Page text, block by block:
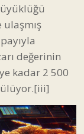
değerinin
kadar 2 500
[iii]